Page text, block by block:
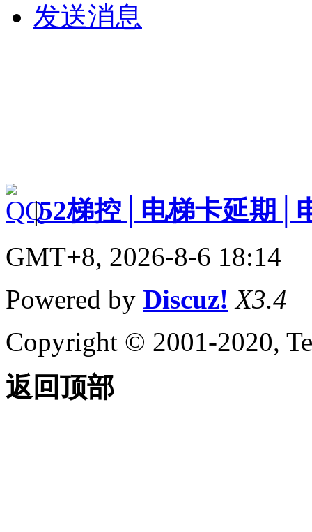
发送消息
|52梯控│电梯卡延期│
GMT+8, 2026-8-6 18:14
Powered by Discuz! X3.4
Copyright © 2001-2020,
返回顶部